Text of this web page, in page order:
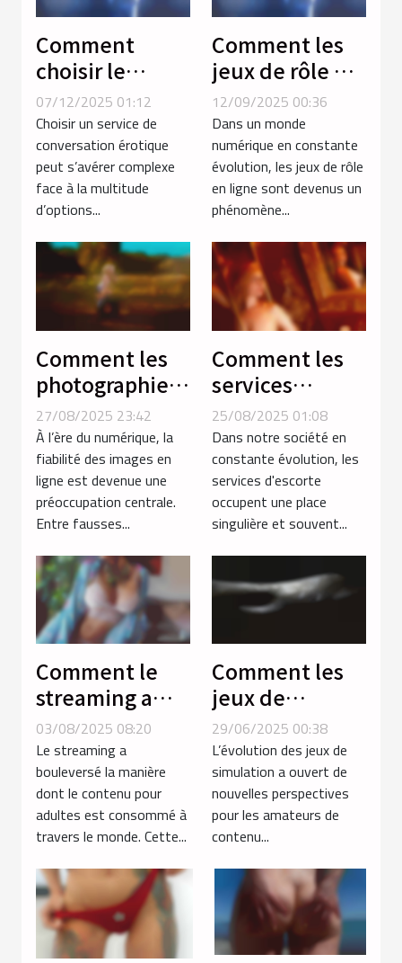
Comment
choisir le
service de
conversation
érotique
adapté à vos
besoins ?
07/12/2025 01:12
Choisir un service de
conversation érotique
peut s’avérer complexe
face à la multitude
d’options...
Comment les
jeux de rôle en
ligne
renforcent les
compétences
stratégiques ?
12/09/2025 00:36
Dans un monde
numérique en constante
évolution, les jeux de rôle
en ligne sont devenus un
phénomène...
Comment les
photographies
certifiées
renforcent la
confiance en
ligne ?
27/08/2025 23:42
À l’ère du numérique, la
fiabilité des images en
ligne est devenue une
préoccupation centrale.
Entre fausses...
Comment les
services
d'escorte
influencent-ils
les normes
sociales ?
25/08/2025 01:08
Dans notre société en
constante évolution, les
services d'escorte
occupent une place
singulière et souvent...
Comment le
streaming a
transformé la
consommation
de contenu
pour adultes ?
03/08/2025 08:20
Le streaming a
bouleversé la manière
dont le contenu pour
adultes est consommé à
travers le monde. Cette...
Comment les
jeux de
simulation
améliorent
l'expérience
des amateurs
de contenu
29/06/2025 00:38
L’évolution des jeux de
simulation a ouvert de
nouvelles perspectives
pour les amateurs de
contenu...